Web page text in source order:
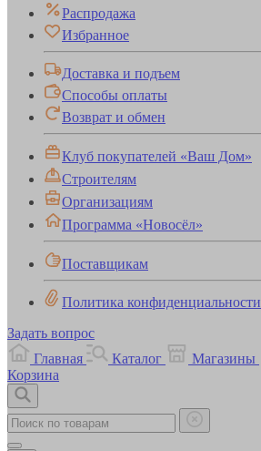
Распродажа
Избранное
Доставка и подъем
Способы оплаты
Возврат и обмен
Клуб покупателей «Ваш Дом»
Строителям
Организациям
Программа «Новосёл»
Поставщикам
Политика конфиденциальности
Задать вопрос
Главная
Каталог Магазины
Корзина